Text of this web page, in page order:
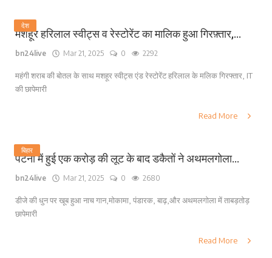
देश
मशहूर हरिलाल स्वीट्स व रेस्टोरेंट का मालिक हुआ गिरफ़्तार,...
bn24live Mar 21, 2025 0 2292
महंगी शराब की बोतल के साथ मशहूर स्वीट्स एंड रेस्टोरेंट हरिलाल के मलिक गिरफ्तार, IT
की छापेमारी
Read More
बिहार
पटना में हुई एक करोड़ की लूट के बाद डकैतों ने अथमलगोला...
bn24live Mar 21, 2025 0 2680
डीजे की धुन पर खूब हुआ नाच गान,मोकामा, पंडारक, बाढ़,और अथमलगोला में ताबड़तोड़
छापेमारी
Read More